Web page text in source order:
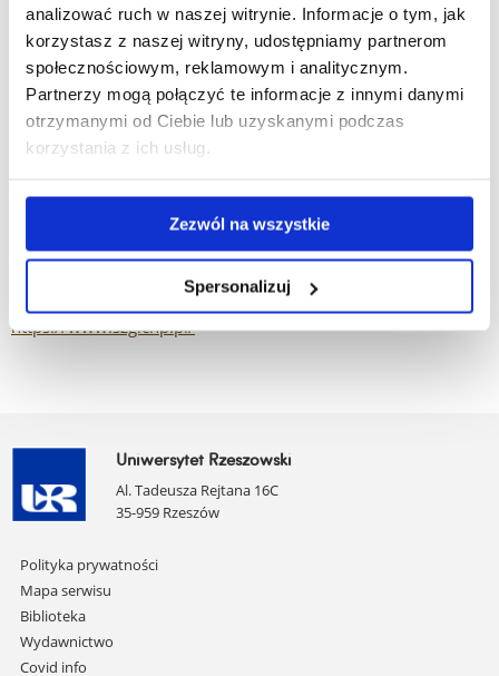
analizować ruch w naszej witrynie. Informacje o tym, jak
korzystasz z naszej witryny, udostępniamy partnerom
społecznościowym, reklamowym i analitycznym.
Partnerzy mogą połączyć te informacje z innymi danymi
otrzymanymi od Ciebie lub uzyskanymi podczas
korzystania z ich usług.
Zezwól na wszystkie
Spersonalizuj
Tel. 17 224 01 00
www.cm-lancut.pl
Podkarpackie Centrum Chorób Płuc
ul. Rycerska 2, 35-241 Rzeszów
https://www.szgichp.pl/
Uniwersytet Rzeszowski
Al. Tadeusza Rejtana 16C
35-959 Rzeszów
Pomiń
nawigację
i
przejdź
do
Polityka prywatności
Mapa serwisu
Biblioteka
Wydawnictwo
Covid info